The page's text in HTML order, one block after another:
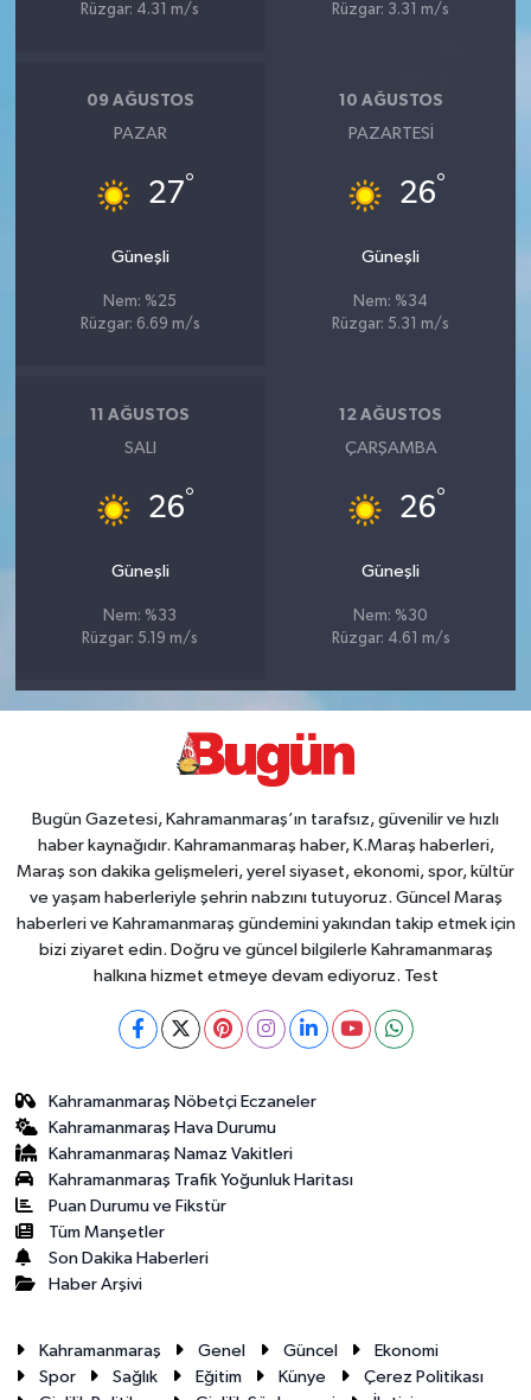
Rüzgar: 4.31 m/s
Rüzgar: 3.31 m/s
09 AĞUSTOS
PAZAR
27°
Güneşli
Nem: %25
Rüzgar: 6.69 m/s
10 AĞUSTOS
PAZARTESI
26°
Güneşli
Nem: %34
Rüzgar: 5.31 m/s
11 AĞUSTOS
SALI
26°
Güneşli
Nem: %33
Rüzgar: 5.19 m/s
12 AĞUSTOS
ÇARŞAMBA
26°
Güneşli
Nem: %30
Rüzgar: 4.61 m/s
Bugün Gazetesi, Kahramanmaraş’ın tarafsız, güvenilir ve hızlı
haber kaynağıdır. Kahramanmaraş haber, K.Maraş haberleri,
Maraş son dakika gelişmeleri, yerel siyaset, ekonomi, spor, kültür
ve yaşam haberleriyle şehrin nabzını tutuyoruz. Güncel Maraş
haberleri ve Kahramanmaraş gündemini yakından takip etmek için
bizi ziyaret edin. Doğru ve güncel bilgilerle Kahramanmaraş
halkına hizmet etmeye devam ediyoruz. Test
Kahramanmaraş Nöbetçi Eczaneler
Kahramanmaraş Hava Durumu
Kahramanmaraş Namaz Vakitleri
Kahramanmaraş Trafik Yoğunluk Haritası
Puan Durumu ve Fikstür
Tüm Manşetler
Son Dakika Haberleri
Haber Arşivi
Kahramanmaraş Genel Güncel
Ekonomi
Spor
Sağlık Eğitim Künye
Çerez Politikası